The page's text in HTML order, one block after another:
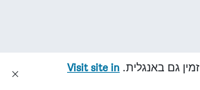
זמין גם באנגלית. Visit site in